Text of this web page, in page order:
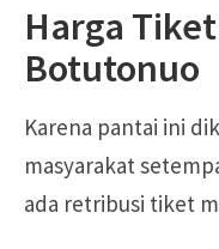
Harga
Botutonuo
Karena pantai ini
masyarakat
ada retribusi tiket